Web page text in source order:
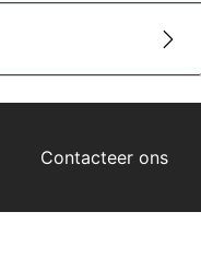
Contacteer ons